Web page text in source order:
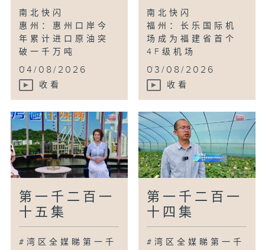
南北快闪
惠州：惠州口岸今
年累计进口原油突
破一千万吨
...
04/08/2026
收看
南北快闪
福州：长乐国际机
场成为福建省首个
4F级机场
...
03/08/2026
收看
第一千二百一
十五集
#湾区全媒睇第一千
第一千二百一
十四集
#湾区全媒睇第一千